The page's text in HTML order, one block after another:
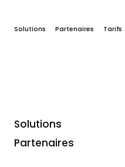
Solutions Partenaires Tarifs
Solutions
Partenaires